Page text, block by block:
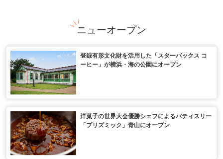
ニューオープン
登録有形文化財を活用した「スターバックス コ
ーヒー」が横浜・海の公園にオープン
洋菓子の世界大会優勝シェフによるパティスリー
「プリズミック」青山にオープン